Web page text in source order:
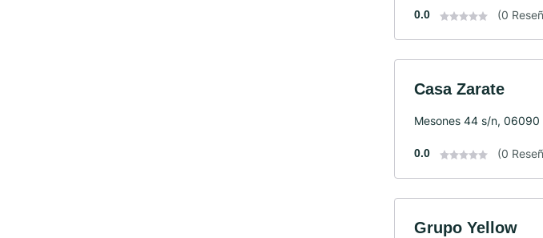
0.0 (0
Casa Zarate
Mesones 44 s/n, 06090
0.0 (0
Grupo Yellow